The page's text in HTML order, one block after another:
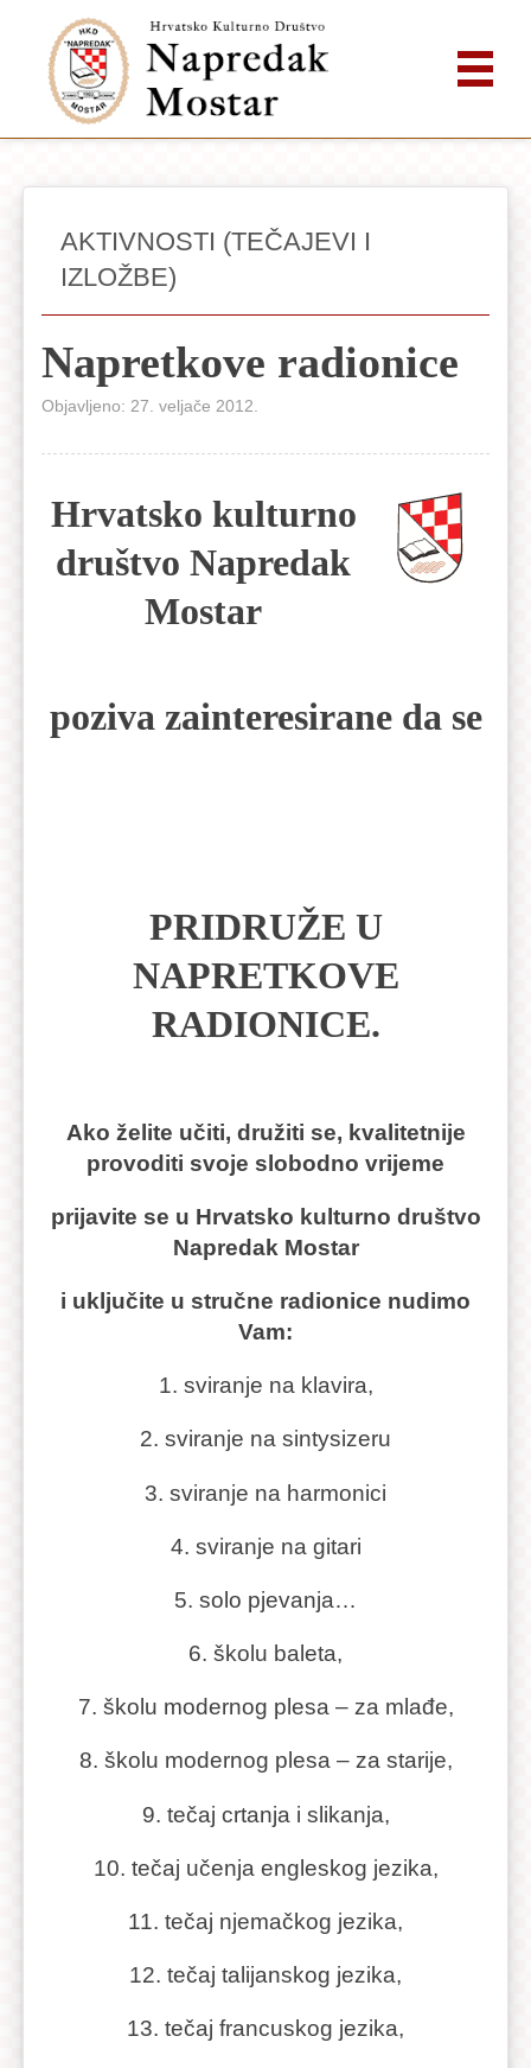
AKTIVNOSTI (TEČAJEVI I
IZLOŽBE)
Napretkove radionice
Objavljeno: 27. veljače 2012.
Hrvatsko kulturno
društvo Napredak
Mostar
poziva zainteresirane da se
PRIDRUŽE U
NAPRETKOVE
RADIONICE.
Ako želite učiti, družiti se, kvalitetnije
provoditi svoje slobodno vrijeme
prijavite se u Hrvatsko kulturno društvo
Napredak Mostar
i uključite u stručne radionice nudimo
Vam:
1. sviranje na klavira,
2. sviranje na sintysizeru
3. sviranje na harmonici
4. sviranje na gitari
5. solo pjevanja…
6. školu baleta,
7. školu modernog plesa – za mlađe,
8. školu modernog plesa – za starije,
9. tečaj crtanja i slikanja,
10. tečaj učenja engleskog jezika,
11. tečaj njemačkog jezika,
12. tečaj talijanskog jezika,
13. tečaj francuskog jezika,